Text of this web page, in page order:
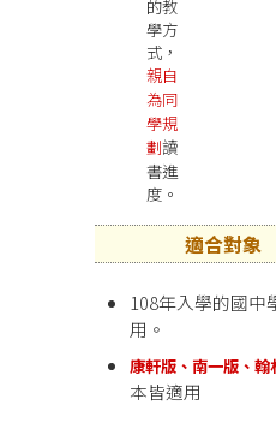
的教
學方
式，
親自
為同
學規
劃讀
書進
度。
適合對象
108年入學的國中
用。
康軒版、南一版、翰
本皆適用